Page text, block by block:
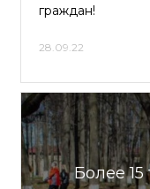
граждан!
28.09.22
Более